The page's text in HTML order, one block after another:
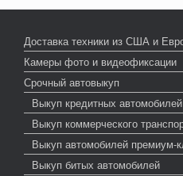
Доставка техники из США и
Камеры фото и видеофиксации
Срочный автовыкуп
Выкуп кредитных автомобилей
Выкуп коммерческого
Выкуп автомобилей премиум-
Выкуп битых автомобилей